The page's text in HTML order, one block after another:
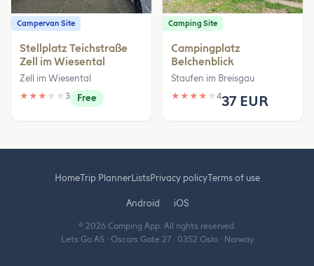
Campervan Site
Stellplatz Teichstraße
Zell im Wiesental
Zell im Wiesental
★ ★ ★ ★ ★ 3 Free
Camping Site
Campingplatz
Belchenblick
Staufen im Breisgau
★ ★ ★ ★ ★ 437 EUR
HomeTrip PlannerListsPrivacy policyTerms of use
Android iOS
© 2026 Camping App. All rights reserved.
Lets Go AS · Oscars Gate 27 · 0352 Oslo · Norway